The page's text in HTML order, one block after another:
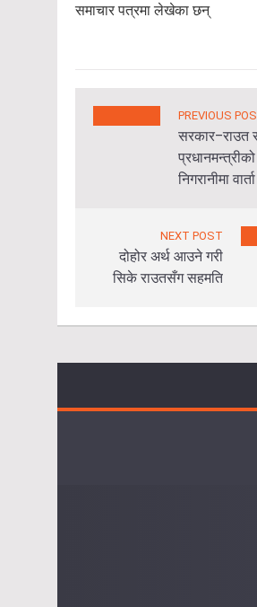
समाचार पत्रमा लेखेका छन्
PREVIOUS
सरकार–राउत
प्रधानमन्त्रीको
निगरानीमा वार्ता
NEXT POST
दोहोर अर्थ आउने गरी
सिके राउतसँग सहमति